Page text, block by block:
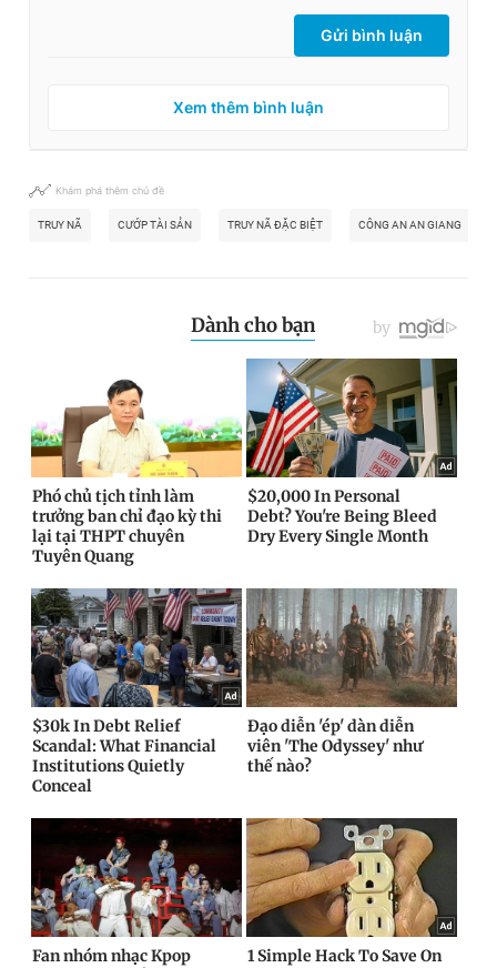
Gửi bình luận
Xem thêm bình luận
Khám phá thêm chủ đề
TRUY NÃ CƯỚP TÀI SẢN TRUY NÃ ĐẶC BIỆT CÔNG AN AN GIANG